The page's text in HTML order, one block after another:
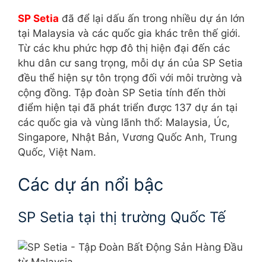
SP Setia đã để lại dấu ấn trong nhiều dự án lớn
tại Malaysia và các quốc gia khác trên thế giới.
Từ các khu phức hợp đô thị hiện đại đến các
khu dân cư sang trọng, mỗi dự án của SP Setia
đều thể hiện sự tôn trọng đối với môi trường và
cộng đồng. Tập đoàn SP Setia tính đến thời
điểm hiện tại đã phát triển được 137 dự án tại
các quốc gia và vùng lãnh thổ: Malaysia, Úc,
Singapore, Nhật Bản, Vương Quốc Anh, Trung
Quốc, Việt Nam.
Các dự án nổi bậc
SP Setia tại thị trường Quốc Tế